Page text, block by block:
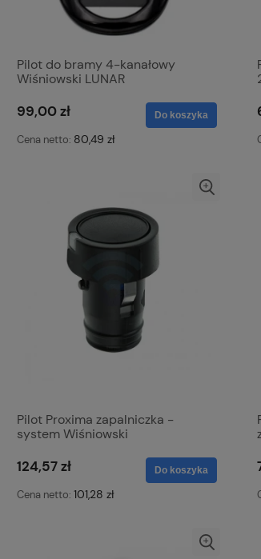
Pilot do bramy 4-kanałowy
Wiśniowski LUNAR
99,00 zł
Cena netto: 80,49 zł
Do koszyka
Pilot Proxima zapalniczka -
system Wiśniowski
124,57 zł
Cena netto: 101,28 zł
Do koszyka